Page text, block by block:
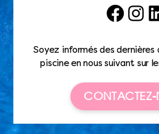
Facebook
Soyez informés des
piscine en nous suivant sur
CONTACTEZ-